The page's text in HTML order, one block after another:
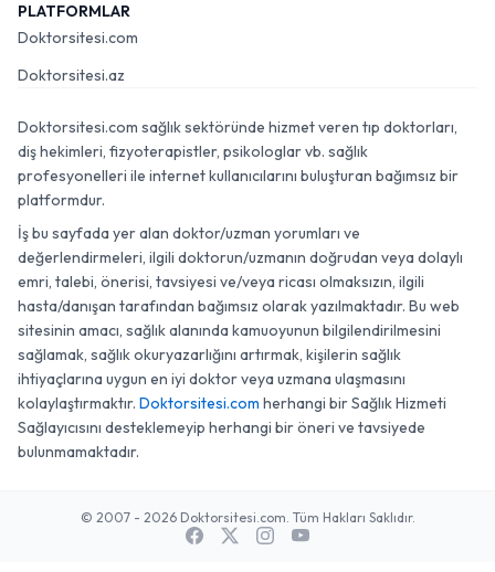
PLATFORMLAR
Doktorsitesi.com
Doktorsitesi.az
Doktorsitesi.com sağlık sektöründe hizmet veren tıp doktorları,
diş hekimleri, fizyoterapistler, psikologlar vb. sağlık
profesyonelleri ile internet kullanıcılarını buluşturan bağımsız bir
platformdur.
İş bu sayfada yer alan doktor/uzman yorumları ve
değerlendirmeleri, ilgili doktorun/uzmanın doğrudan veya dolaylı
emri, talebi, önerisi, tavsiyesi ve/veya ricası olmaksızın, ilgili
hasta/danışan tarafından bağımsız olarak yazılmaktadır. Bu web
sitesinin amacı, sağlık alanında kamuoyunun bilgilendirilmesini
sağlamak, sağlık okuryazarlığını artırmak, kişilerin sağlık
ihtiyaçlarına uygun en iyi doktor veya uzmana ulaşmasını
kolaylaştırmaktır. Doktorsitesi.com herhangi bir Sağlık Hizmeti
Sağlayıcısını desteklemeyip herhangi bir öneri ve tavsiyede
bulunmamaktadır.
© 2007 - 2026 Doktorsitesi.com. Tüm Hakları Saklıdır.